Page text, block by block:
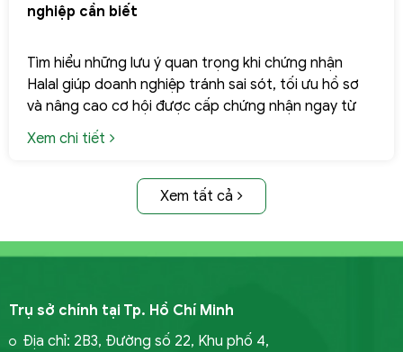
nghiệp cần biết
Tìm hiểu những lưu ý quan trọng khi chứng nhận
Halal giúp doanh nghiệp tránh sai sót, tối ưu hồ sơ
và nâng cao cơ hội được cấp chứng nhận ngay từ
lần đầu.
Xem chi tiết
Xem tất cả
Trụ sở chính tại Tp. Hồ Chí Minh
Địa chỉ: 2B3, Đường số 22, Khu phố 4,